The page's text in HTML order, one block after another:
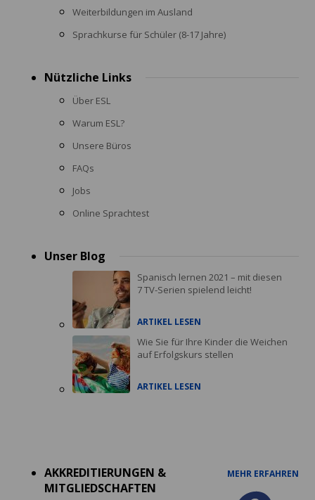
Weiterbildungen im Ausland
Sprachkurse für Schüler (8-17 Jahre)
Nützliche Links
Über ESL
Warum ESL?
Unsere Büros
FAQs
Jobs
Online Sprachtest
Unser Blog
Spanisch lernen 2021 – mit diesen
7 TV-Serien spielend leicht!
ARTIKEL LESEN
Wie Sie für Ihre Kinder die Weichen
auf Erfolgskurs stellen
ARTIKEL LESEN
AKKREDITIERUNGEN &
MITGLIEDSCHAFTEN
MEHR ERFAHREN